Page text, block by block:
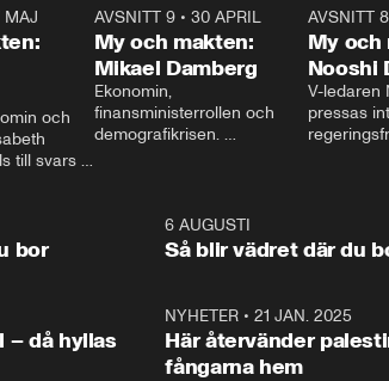
MAJ
och
till svars
AVSNITT 9• 30 APRIL
My och makten:
Mikael Damberg
Ekonomin,
finansministerrollen och
demografikrisen.
och Makten.
AVSNITT 8
My och
Nooshi
V-ledaren
pressas
– Vi ställer
vara med
1:06
bor
6 AUGUSTI
Så blir vädret där du
– då hyllas
NYHETER •21 JAN. 2025
Här återvänder
fångarna hem